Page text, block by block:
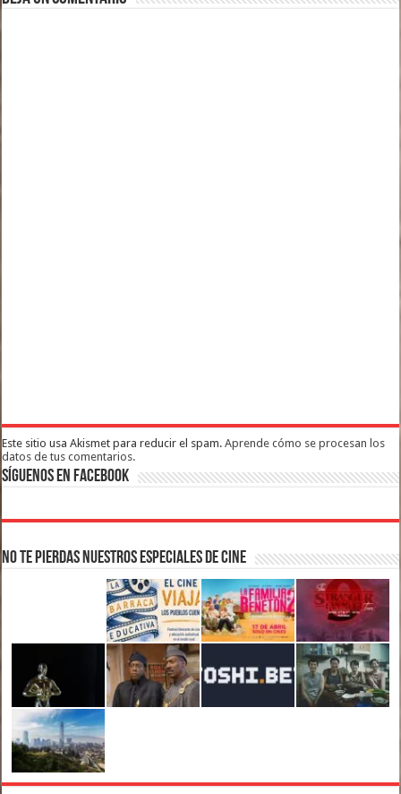
Este sitio usa Akismet para reducir el spam.Aprende cómo se procesan los
datos de tus comentarios.
Síguenos en Facebook
No te pierdas nuestros Especiales de Cine